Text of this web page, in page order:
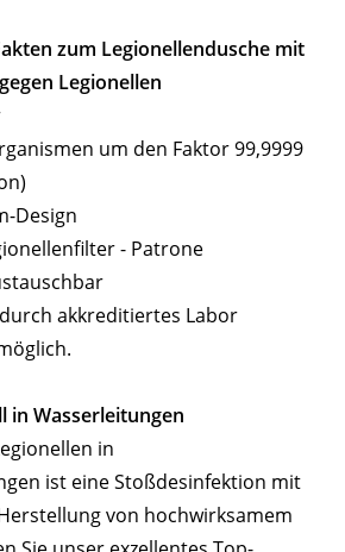
zum Legionellendusche mit
Legionellen
um den Faktor 99,9999
Design
- Patrone
akkreditiertes Labor
in Wasserleitungen
in
ist eine Stoßdesinfektion mit
von hochwirksamem